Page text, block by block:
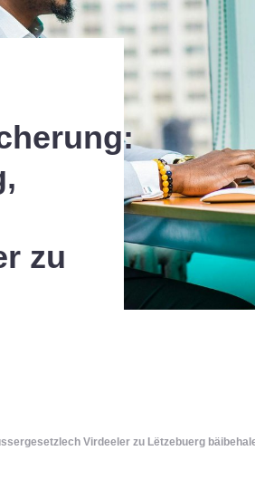
zu
Virdeeler zu Lëtzebuerg